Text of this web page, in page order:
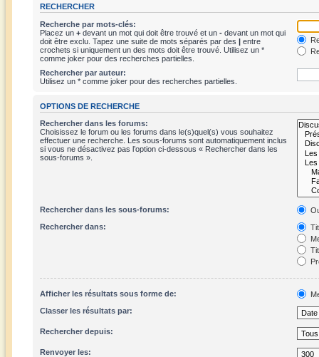
RECHERCHER
Recherche par mots-clés:
Placez un + devant un mot qui doit être trouvé et un - devant un mot qui
doit être exclu. Tapez une suite de mots séparés par des | entre
crochets si uniquement un des mots doit être trouvé. Utilisez un *
comme joker pour des recherches partielles.
Rechercher par auteur:
Utilisez un * comme joker pour des recherches partielles.
OPTIONS DE RECHERCHE
Rechercher dans les forums:
Choisissez le forum ou les forums dans le(s)quel(s) vous souhaitez
effectuer une recherche. Les sous-forums sont automatiquement inclus
si vous ne désactivez pas l’option ci-dessous « Rechercher dans les
sous-forums ».
Rechercher dans les sous-forums:
Rechercher dans:
Afficher les résultats sous forme de:
Classer les résultats par:
Rechercher depuis:
Renvoyer les: